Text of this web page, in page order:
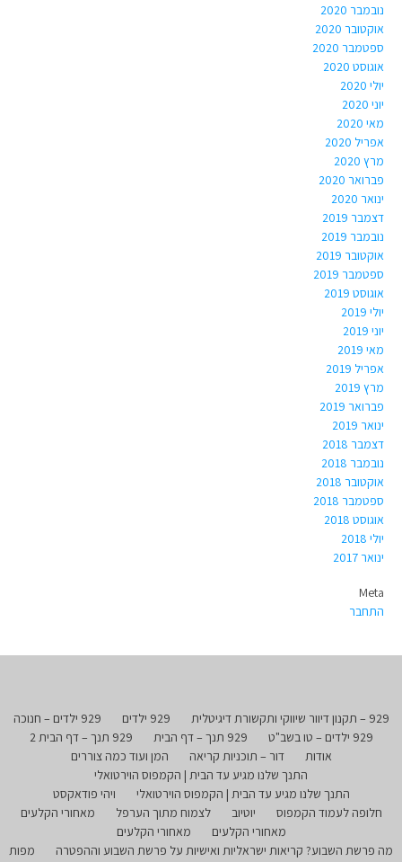
נובמבר 2020
אוקטובר 2020
ספטמבר 2020
אוגוסט 2020
יולי 2020
יוני 2020
מאי 2020
אפריל 2020
מרץ 2020
פברואר 2020
ינואר 2020
דצמבר 2019
נובמבר 2019
אוקטובר 2019
ספטמבר 2019
אוגוסט 2019
יולי 2019
יוני 2019
מאי 2019
אפריל 2019
מרץ 2019
פברואר 2019
ינואר 2019
דצמבר 2018
נובמבר 2018
אוקטובר 2018
ספטמבר 2018
אוגוסט 2018
יולי 2018
ינואר 2017
Meta
התחבר
929 – תקנון דיוור שיווקי ותקשורת דיגיטלית 929 ילדים
929 ילדים – חנוכה
929 ילדים – טו בשב"ט
929 תנך – דף הבית
929 תנך – דף הבית 2
אודות
דור – תוכניות קריאה
המן ועוד כמה צוררים
התנך שלנו מגיע עד הבית | הקמפוס הוירטואלי
התנך שלנו מגיע עד הבית | הקמפוס הוירטואלי
ויהי פודאקסט
חלופה לעמוד הקמפוס
יוטיוב לצמוח מתוך הערפל
מאחורי הקלעים
מאחורי הקלעים
מאחורי הקלעים
מה פרשת השבוע? קריאות ישראליות ואישיות על פרשת השבוע וההפטרה
מפות